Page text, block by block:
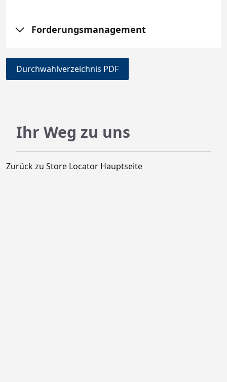
Forderungsmanagement
Durchwahlverzeichnis PDF
Ihr Weg zu uns
Zurück zu Store Locator Hauptseite